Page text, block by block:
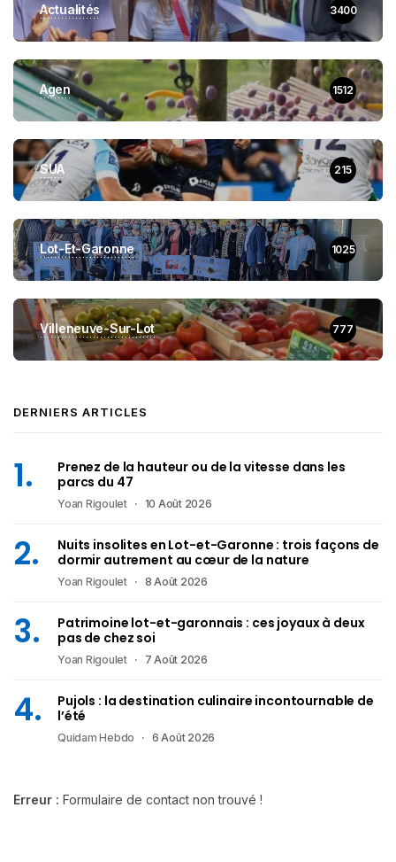
Actualités 3400
Agen 1512
SUA 215
Lot-Et-Garonne 1025
Villeneuve-Sur-Lot 777
DERNIERS ARTICLES
Prenez de la hauteur ou de la vitesse dans les
parcs du 47
Yoan Rigoulet 10 Août 2026
Nuits insolites en Lot-et-Garonne : trois façons de
dormir autrement au cœur de la nature
Yoan Rigoulet 8 Août 2026
Patrimoine lot-et-garonnais : ces joyaux à deux
pas de chez soi
Yoan Rigoulet 7 Août 2026
Pujols : la destination culinaire incontournable de
l’été
Quidam Hebdo 6 Août 2026
Erreur : Formulaire de contact non trouvé !